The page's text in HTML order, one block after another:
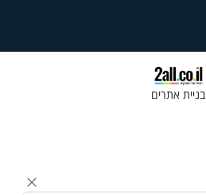
בניית אתרים